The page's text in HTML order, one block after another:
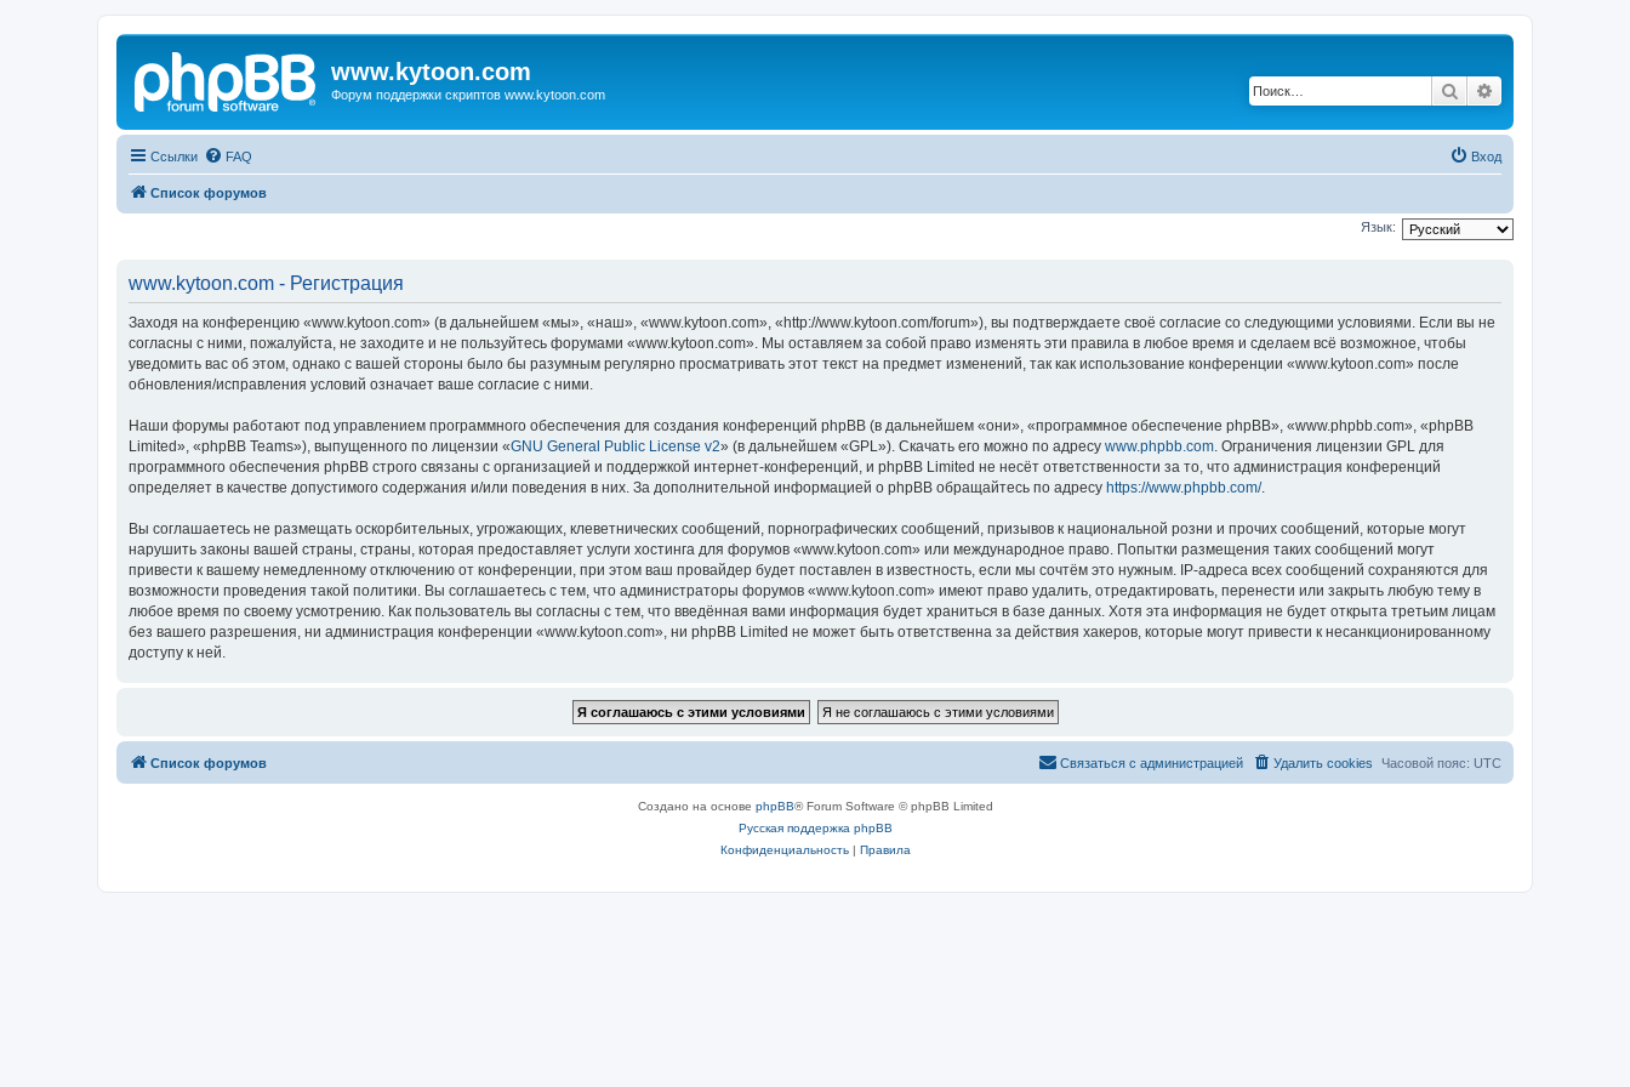
www.kytoon.com
Форум поддержки скриптов www.kytoon.com Поиск
Ссылки FAQ Вход
Список форумов
Язык:
www.kytoon.com - Регистрация
Заходя на конференцию «www.kytoon.com» (в дальнейшем «мы», «наш», «www.kytoon.com», «http://www.kytoon.com/forum»), вы подтверждаете своё согласие со следующими условиями. Если вы не
согласны с ними, пожалуйста, не заходите и не пользуйтесь форумами «www.kytoon.com». Мы оставляем за собой право изменять эти правила в любое время и сделаем всё возможное, чтобы
уведомить вас об этом, однако с вашей стороны было бы разумным регулярно просматривать этот текст на предмет изменений, так как использование конференции «www.kytoon.com» после
обновления/исправления условий означает ваше согласие с ними.
Наши форумы работают под управлением программного обеспечения для создания конференций phpBB (в дальнейшем «они», «программное обеспечение phpBB», «www.phpbb.com», «phpBB
Limited», «phpBB Teams»), выпущенного по лицензии «GNU General Public License v2» (в дальнейшем «GPL»). Скачать его можно по адресу www.phpbb.com. Ограничения лицензии GPL для
программного обеспечения phpBB строго связаны с организацией и поддержкой интернет-конференций, и phpBB Limited не несёт ответственности за то, что администрация конференций
определяет в качестве допустимого содержания и/или поведения в них. За дополнительной информацией о phpBB обращайтесь по адресу https://www.phpbb.com/.
Вы соглашаетесь не размещать оскорбительных, угрожающих, клеветнических сообщений, порнографических сообщений, призывов к национальной розни и прочих сообщений, которые могут
нарушить законы вашей страны, страны, которая предоставляет услуги хостинга для форумов «www.kytoon.com» или международное право. Попытки размещения таких сообщений могут
привести к вашему немедленному отключению от конференции, при этом ваш провайдер будет поставлен в известность, если мы сочтём это нужным. IP-адреса всех сообщений сохраняются для
возможности проведения такой политики. Вы соглашаетесь с тем, что администраторы форумов «www.kytoon.com» имеют право удалить, отредактировать, перенести или закрыть любую тему в
любое время по своему усмотрению. Как пользователь вы согласны с тем, что введённая вами информация будет храниться в базе данных. Хотя эта информация не будет открыта третьим лицам
без вашего разрешения, ни администрация конференции «www.kytoon.com», ни phpBB Limited не может быть ответственна за действия хакеров, которые могут привести к несанкционированному
доступу к ней.
Список форумов Часовой пояс: UTC
Удалить cookies
Связаться с администрацией
Создано на основе phpBB® Forum Software © phpBB Limited
Русская поддержка phpBB
Конфиденциальность| Правила